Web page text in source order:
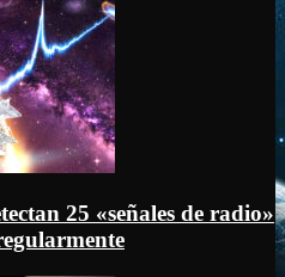
25 «señales de radio»